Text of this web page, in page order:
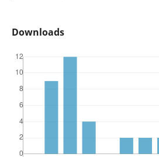
Downloads